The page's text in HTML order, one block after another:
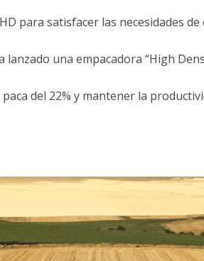
para satisfacer las necesidades de
lanzado una empacadora “High
del 22% y mantener la